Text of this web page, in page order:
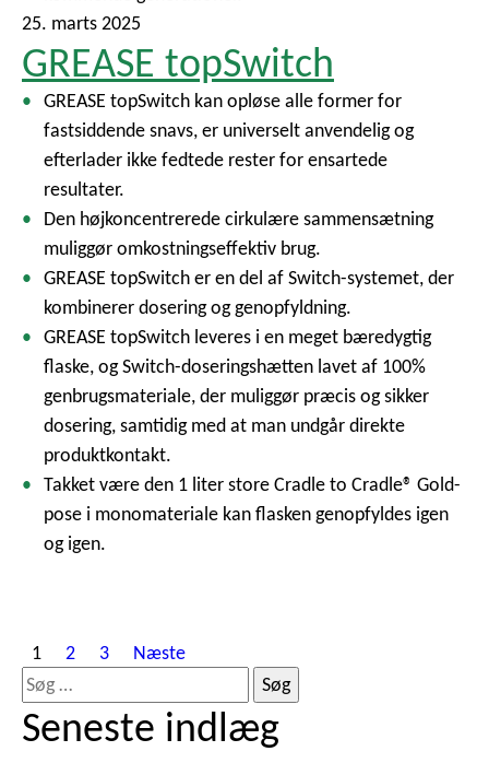
25. marts 2025
GREASE topSwitch
GREASE topSwitch kan opløse alle former for
fastsiddende snavs, er universelt anvendelig og
efterlader ikke fedtede rester for ensartede
resultater.
Den højkoncentrerede cirkulære sammensætning
muliggør omkostningseffektiv brug.
GREASE topSwitch er en del af Switch-systemet, der
kombinerer dosering og genopfyldning.
GREASE topSwitch leveres i en meget bæredygtig
flaske, og Switch-doseringshætten lavet af 100%
genbrugsmateriale, der muliggør præcis og sikker
dosering, samtidig med at man undgår direkte
produktkontakt.
Takket være den 1 liter store Cradle to Cradle® Gold-
pose i monomateriale kan flasken genopfyldes igen
og igen.
n
d
l
1 2 3
Næste
S
ø
g
Seneste indlæg